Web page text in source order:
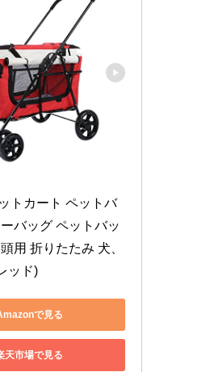
トカート ペットバ
バッグ ペットバッ
用 折りたたみ 犬、
ッド)
で見る
天市場で見る